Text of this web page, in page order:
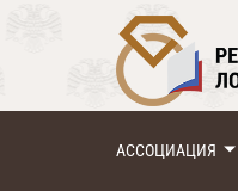
АССОЦИАЦИЯ